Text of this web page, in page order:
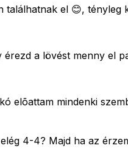
el 😊, tényleg
a lövést menny el
elõattam mindenki
4-4? Majd ha az